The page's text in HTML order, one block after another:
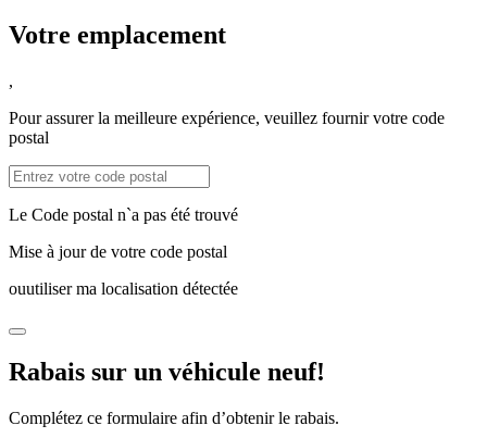
Votre emplacement
,
Pour assurer la meilleure expérience, veuillez fournir votre code
postal
Le Code postal n`a pas été trouvé
Mise à jour de votre code postal
ouutiliser ma localisation détectée
Rabais sur un véhicule neuf!
Complétez ce formulaire afin d’obtenir le rabais.